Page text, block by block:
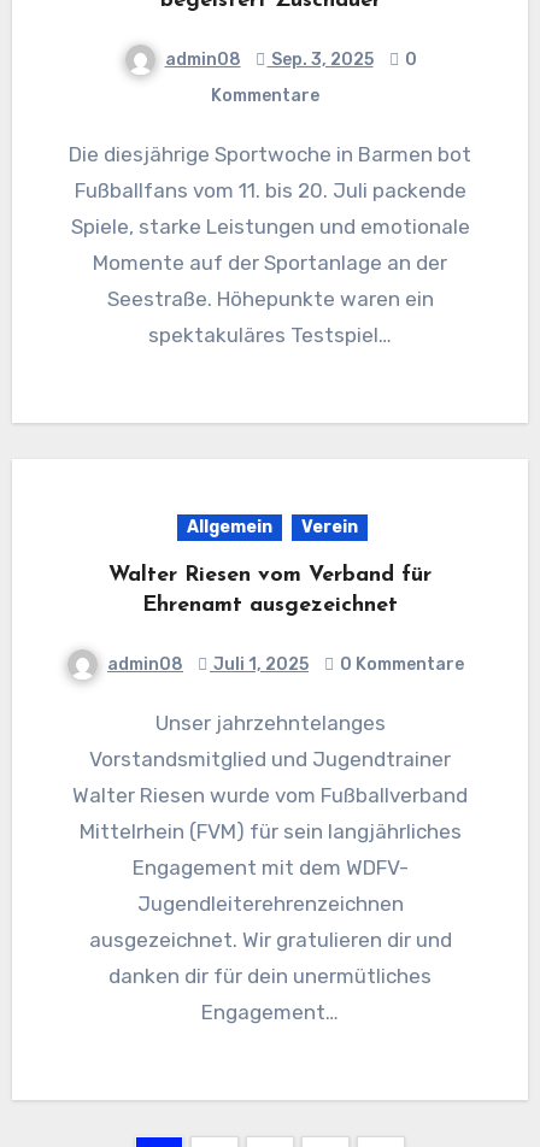
admin08 Sep. 3, 2025
0
Kommentare
Die diesjährige Sportwoche in Barmen bot
Fußballfans vom 11. bis 20. Juli packende
Spiele, starke Leistungen und emotionale
Momente auf der Sportanlage an der
Seestraße. Höhepunkte waren ein
spektakuläres Testspiel…
Allgemein Verein
Walter Riesen vom Verband für
Ehrenamt ausgezeichnet
admin08 Juli 1, 2025 0 Kommentare
Unser jahrzehntelanges
Vorstandsmitglied und Jugendtrainer
Walter Riesen wurde vom Fußballverband
Mittelrhein (FVM) für sein langjährliches
Engagement mit dem WDFV-
Jugendleiterehrenzeichnen
ausgezeichnet. Wir gratulieren dir und
danken dir für dein unermütliches
Engagement…